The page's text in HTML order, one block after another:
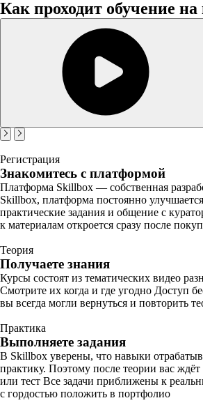
Как проходит обучение
Регистрация
Знакомитесь с платформой
Платформа Skillbox — собственная
Skillbox, платформа постоянно
практические задания и общение с
к материалам откроется сразу после
Теория
Получаете знания
Курсы состоят из тематических видео
Смотрите их когда и где угодно Доступ
вы всегда могли вернуться и повторить
Практика
Выполняете задания
В Skillbox уверены, что навыки
практику. Поэтому после теории вас ждёт
или тест Все задачи приближены к
с гордостью положить в портфолио